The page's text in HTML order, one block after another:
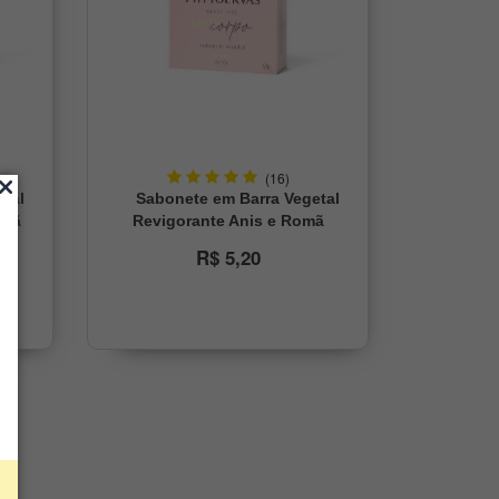
(16)
Sabonete em Barra Vegetal
Revigorante Anis e Romã
R$ 5,20